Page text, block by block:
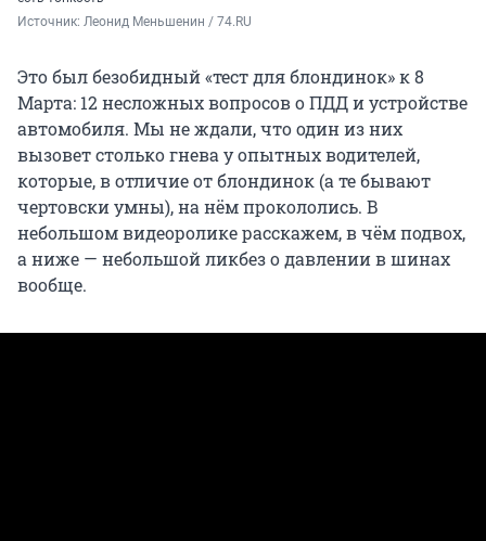
Источник: Леонид Меньшенин / 74.RU
Это был безобидный «тест для блондинок» к 8
Марта: 12 несложных вопросов о ПДД и устройстве
автомобиля. Мы не ждали, что один из них
вызовет столько гнева у опытных водителей,
которые, в отличие от блондинок (а те бывают
чертовски умны), на нём прокололись. В
небольшом видеоролике расскажем, в чём подвох,
а ниже — небольшой ликбез о давлении в шинах
вообще.